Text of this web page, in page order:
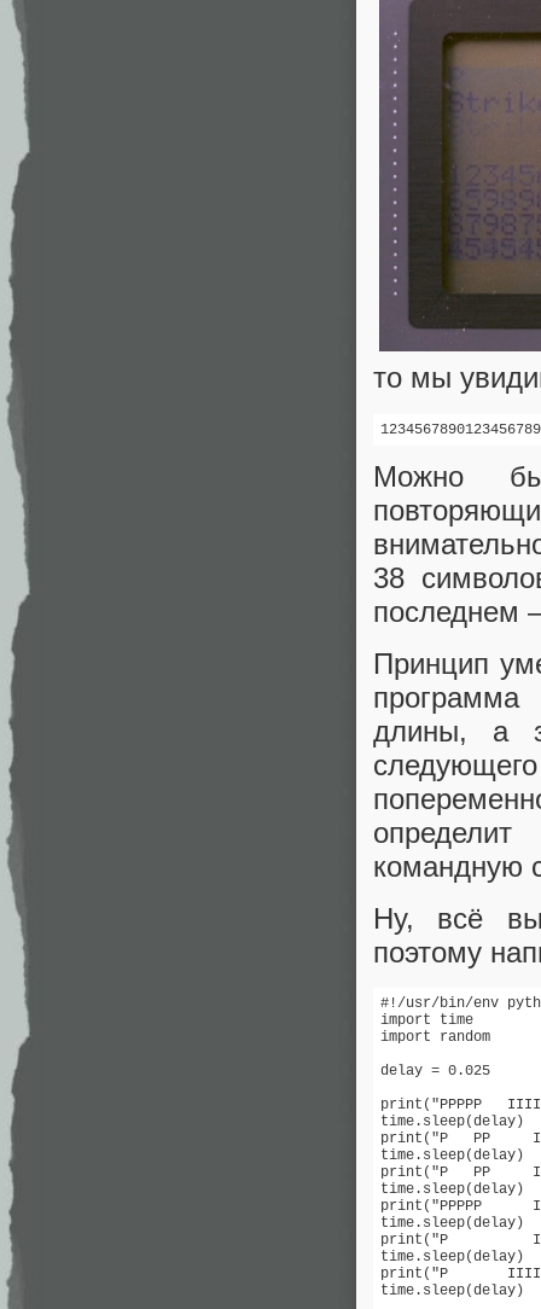
то мы
Можно
38
последнем
Принцип
длины, а
командную
Ну, всё
поэтому
#!/usr/bin/env
import time
import random
delay = 0.025
print("PPPPP
time.sleep(delay)
print("P   PP     I
time.sleep(delay)
print("P   PP
time.sleep(delay)
print("PPPPP      I
time.sleep(delay)
print("P          I
time.sleep(delay)
print("P
time.sleep(delay)